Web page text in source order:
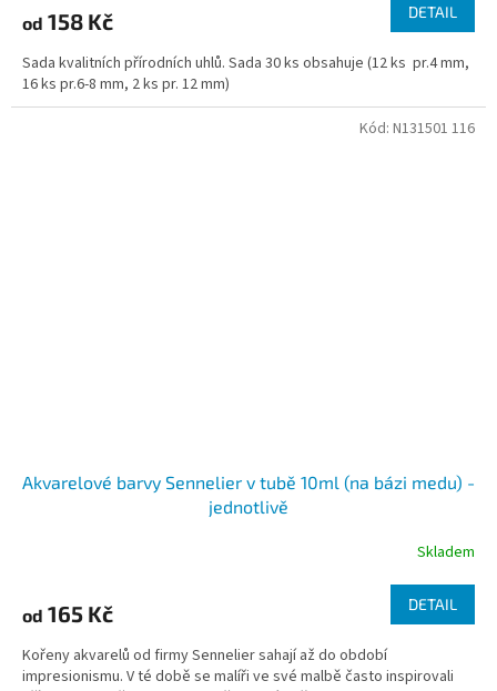
od 158 Kč DETAIL
Sada kvalitních přírodních uhlů. Sada 30 ks obsahuje (12 ks pr.4 mm,
16 ks pr.6-8 mm, 2 ks pr. 12 mm)
Akvarelové barvy Sennelier v tubě 10ml (na bázi medu) -
jednotlivě
Skladem
od 165 Kč DETAIL
Kořeny akvarelů od firmy Sennelier sahají až do období
impresionismu. V té době se malíři ve své malbě často inspirovali
Kód: N131501 116